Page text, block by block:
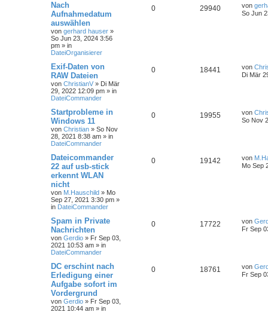
Nach
Aufnahmedatum
auswählen
von gerhard hauser »
So Jun 23, 2024 3:56
pm » in
DateiOrganisierer
0 29940 von
So Jun
Exif-Daten von
RAW Dateien
von ChristianV » Di Mär
29, 2022 12:09 pm » in
DateiCommander
0 18441 von
Di Mär
Startprobleme in
Windows 11
von Christian » So Nov
28, 2021 8:38 am » in
DateiCommander
0 19955 von
So Nov
Dateicommander
22 auf usb-stick
erkennt WLAN
nicht
von M.Hauschild » Mo
Sep 27, 2021 3:30 pm »
in DateiCommander
0 19142 von
Mo Sep
Spam in Private
Nachrichten
von Gerdio » Fr Sep 03,
2021 10:53 am » in
DateiCommander
0 17722 von
Fr Sep
DC erschint nach
Erledigung einer
Aufgabe sofort im
Vordergrund
von Gerdio » Fr Sep 03,
2021 10:44 am » in
0 18761 von
Fr Sep